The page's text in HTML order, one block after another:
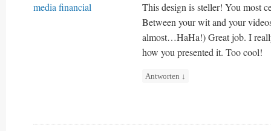
media financial
This design is steller! You most
Between your wit and your
almost…HaHa!) Great job. I
how you presented it. Too cool!
Antworten ↓